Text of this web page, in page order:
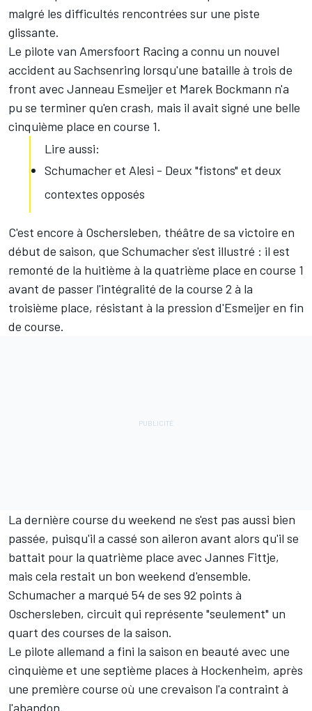
malgré les difficultés rencontrées sur une piste
glissante.
Le pilote van Amersfoort Racing a connu un nouvel
accident au Sachsenring lorsqu'une bataille à trois de
front avec Janneau Esmeijer et Marek Bockmann n'a
pu se terminer qu'en crash, mais il avait signé une belle
cinquième place en course 1.
Lire aussi:
Schumacher et Alesi - Deux "fistons" et deux
contextes opposés
C'est encore à Oschersleben, théâtre de sa victoire en
début de saison, que Schumacher s'est illustré : il est
remonté de la huitième à la quatrième place en course 1
avant de passer l'intégralité de la course 2 à la
troisième place, résistant à la pression d'Esmeijer en fin
de course.
La dernière course du weekend ne s'est pas aussi bien
passée, puisqu'il a cassé son aileron avant alors qu'il se
battait pour la quatrième place avec Jannes Fittje,
mais cela restait un bon weekend d'ensemble.
Schumacher a marqué 54 de ses 92 points à
Oschersleben, circuit qui représente "seulement" un
quart des courses de la saison.
Le pilote allemand a fini la saison en beauté avec une
cinquième et une septième places à Hockenheim, après
une première course où une crevaison l'a contraint à
l'abandon.